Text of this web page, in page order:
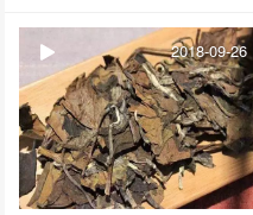
2018-09-26